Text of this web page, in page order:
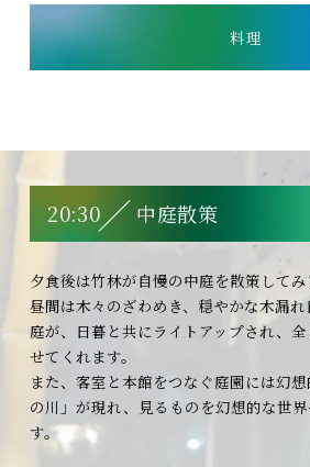
料理
20:30 中庭散策
夕食後は竹林が自慢の中庭を散策してみ
昼間は木々のざわめき、穏やかな木漏
庭が、日暮と共にライトアップされ、
せてくれます。
また、客室と本館をつなぐ庭園には幻
の川」が現れ、見るものを幻想的な世
す。